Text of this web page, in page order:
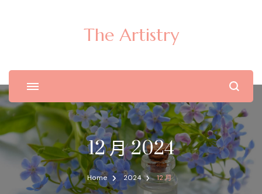
The Artistry
12 月 2024
Home 2024 12 月